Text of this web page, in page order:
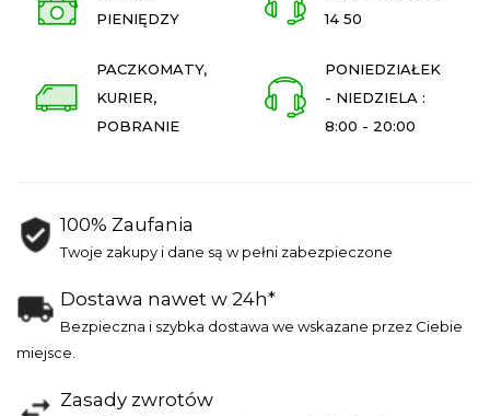
PIENIĘDZY
14 50
PACZKOMATY,
KURIER,
POBRANIE
PONIEDZIAŁEK
- NIEDZIELA :
8:00 - 20:00
100% Zaufania
Twoje zakupy i dane są w pełni zabezpieczone
Dostawa nawet w 24h*
Bezpieczna i szybka dostawa we wskazane przez Ciebie
miejsce.
Zasady zwrotów